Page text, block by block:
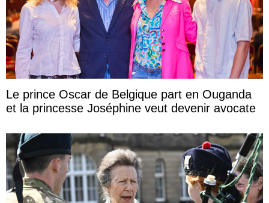
Le prince Oscar de Belgique part en Ouganda
et la princesse Joséphine veut devenir avocate